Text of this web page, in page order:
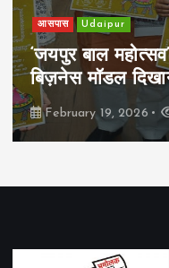
आसपास Udaipur
‘जयपुर बाल
बिज़नेस मॉडल
February 19, 2026